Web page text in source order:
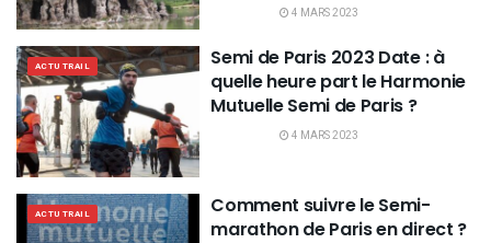
4 MARS 2023
ACTU TRAIL
Semi de Paris 2023 Date : à
quelle heure part le Harmonie
Mutuelle Semi de Paris ?
4 MARS 2023
ACTU TRAIL
Comment suivre le Semi-
marathon de Paris en direct ?